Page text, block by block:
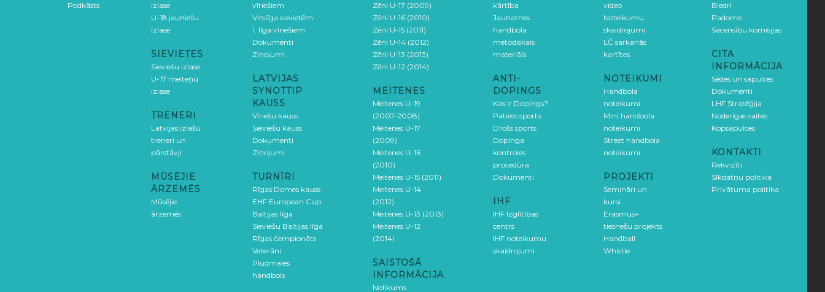
Podkāsts
izlase
U-18 jauniešu
izlase
SIEVIETES
Sieviešu izlase
U-17 meiteņu
izlase
TRENERI
Latvijas izlašu
treneri un
pārstāvji
MŪSĒJIE
ĀRZEMĒS
Mūsējie
ārzemēs
vīriešiem
Virslīga sievietēm
1. līga vīriešiem
Dokumenti
Ziņojumi
LATVIJAS
SYNOTTIP
KAUSS
Vīriešu kauss
Sieviešu kauss
Dokumenti
Ziņojumi
TURNĪRI
Rīgas Domes kauss
EHF European Cup
Baltijas līga
Sieviešu Baltijas līga
Rīgas čempionāts
Veterāni
Pludmales
handbols
Zēni U-17 (2009)
Zēni U-16 (2010)
Zēni U-15 (2011)
Zēni U-14 (2012)
Zēni U-13 (2013)
Zēni U-12 (2014)
MEITENES
Meitenes U-19
(2007-2008)
Meitenes U-17
(2009)
Meitenes U-16
(2010)
Meitenes U-15 (2011)
Meitenes U-14
(2012)
Meitenes U-13 (2013)
Meitenes U-12
(2014)
SAISTOŠĀ
INFORMĀCIJA
Nolikums
kārtība
Jaunatnes
handbola
metodiskais
materiāls
ANTI-
DOPINGS
Kas ir Dopings?
Patiess sports
Drošs sports
Dopinga
kontroles
procedūra
Dokumenti
IHF
IHF Izglītības
centrs
IHF noteikumu
skaidrojumi
video
Noteikumu
skaidrojumi
LČ sarkanās
kartītes
NOTEIKUMI
Handbola
noteikumi
Mini handbola
noteikumi
Street handbola
noteikumi
PROJEKTI
Semināri un
kursi
Erasmus+
tiesnešu projekts
Handball
Whistle
Biedri
Padome
Sacensību komisijas
CITA
INFORMĀCIJA
Sēdes un sapulces
Dokumenti
LHF Stratēģija
Noderīgas saites
Kopsapulces
KONTAKTI
Rekvizīti
Sīkdatņu politika
Privātuma politika